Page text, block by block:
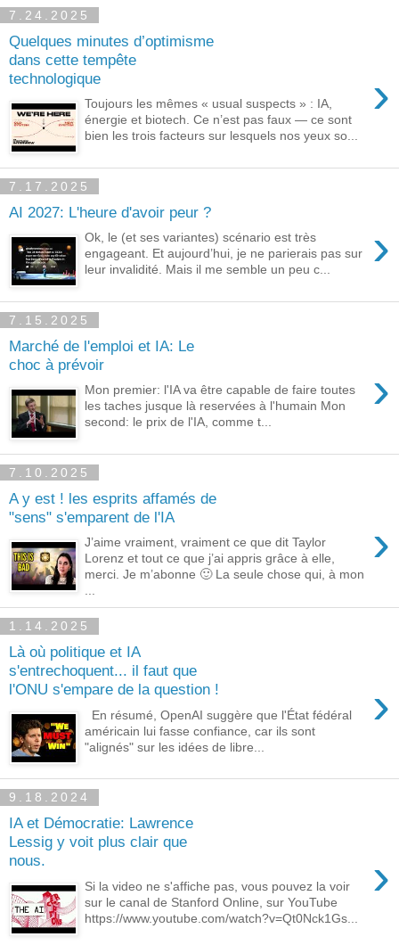
7.24.2025
Quelques minutes d’optimisme
dans cette tempête
technologique
›
Toujours les mêmes « usual suspects » : IA,
énergie et biotech. Ce n’est pas faux — ce sont
bien les trois facteurs sur lesquels nos yeux so...
7.17.2025
AI 2027: L'heure d'avoir peur ?
›
Ok, le (et ses variantes) scénario est très
engageant. Et aujourd’hui, je ne parierais pas sur
leur invalidité. Mais il me semble un peu c...
7.15.2025
Marché de l'emploi et IA: Le
choc à prévoir
›
Mon premier: l'IA va être capable de faire toutes
les taches jusque là reservées à l'humain Mon
second: le prix de l'IA, comme t...
7.10.2025
A y est ! les esprits affamés de
"sens" s'emparent de l'IA
›
J’aime vraiment, vraiment ce que dit Taylor
Lorenz et tout ce que j’ai appris grâce à elle,
merci. Je m’abonne 🙂 La seule chose qui, à mon
...
1.14.2025
Là où politique et IA
s'entrechoquent... il faut que
l'ONU s'empare de la question !
›
En résumé, OpenAI suggère que l'État fédéral
américain lui fasse confiance, car ils sont
"alignés" sur les idées de libre...
9.18.2024
IA et Démocratie: Lawrence
Lessig y voit plus clair que
nous.
›
Si la video ne s'affiche pas, vous pouvez la voir
sur le canal de Stanford Online, sur YouTube
https://www.youtube.com/watch?v=Qt0Nck1Gs...